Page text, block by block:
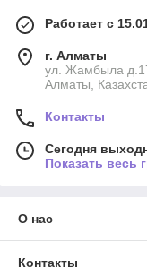
Работает с
г. Алматы
ул. Жамбыла
Алматы,
Контакты
Сегодня
Показать весь
О нас
Контакты